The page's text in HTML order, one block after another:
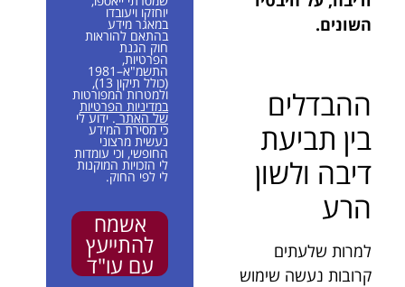
השונים.
ההבדלים
בין תביעת
דיבה ולשון
הרע
למרות שלעתים
קרובות נעשה שימוש
יוחזקו ויעובדו
במאגר מידע
בהתאם להוראות
חוק הגנת
הפרטיות,
התשמ"א–1981
(כולל תיקון 13),
ולמטרות המפורטות
במדיניות הפרטיות
של האתר. ידוע לי
כי מסירת המידע
נעשית מרצוני
החופשי, וכי עומדות
לי הזכויות המוקנות
לי לפי החוק.
אשמח
להתייעץ
עם עו"ד